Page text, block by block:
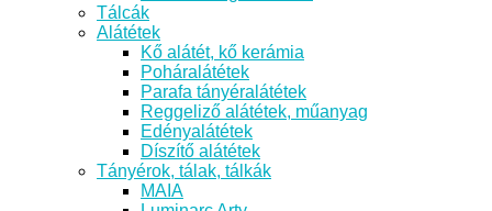
Tálcák
Alátétek
Kő alátét, kő kerámia
Poháralátétek
Parafa tányéralátétek
Reggeliző alátétek, műanyag
Edényalátétek
Díszítő alátétek
Tányérok, tálak, tálkák
MAIA